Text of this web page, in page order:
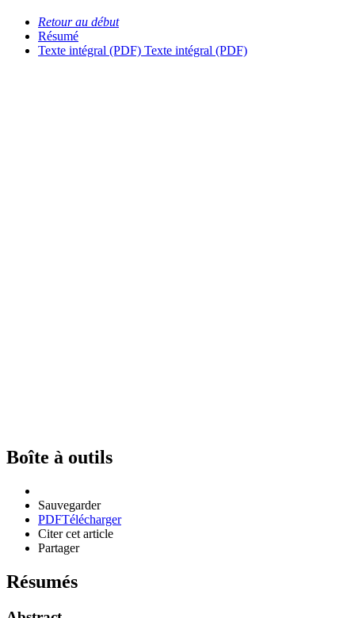
Retour au début
Résumé
Texte intégral (PDF) Texte intégral (PDF)
Boîte à outils
Sauvegarder
PDFTélécharger
Citer cet article
Partager
Résumés